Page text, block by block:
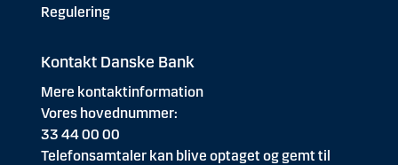
Regulering
Kontakt Danske Bank
Mere kontaktinformation
Vores hovednummer:
33 44 00 00
Telefonsamtaler kan blive optaget og gemt til